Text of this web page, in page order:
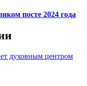
посте 2024 года